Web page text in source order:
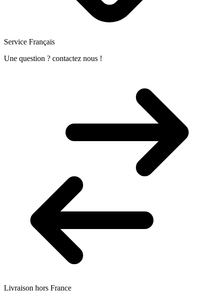
Service Français
Une question ? contactez nous !
Livraison hors France